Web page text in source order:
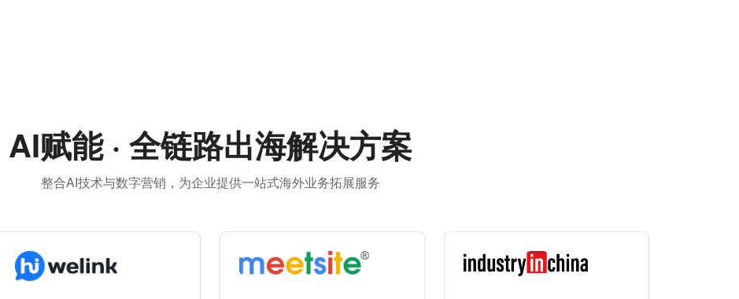
AI赋能 · 全链路出海解决方案
整合AI技术与数字营销，为企业提供一站式海外业务拓展服务